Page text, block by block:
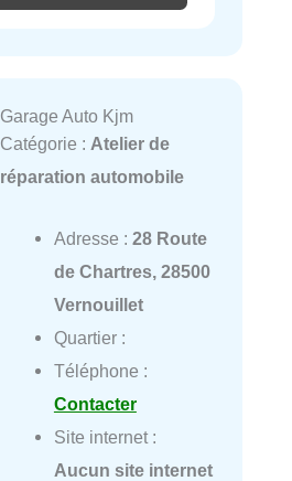
Garage Auto Kjm
Catégorie : Atelier de
réparation automobile
Adresse : 28 Route
de Chartres, 28500
Vernouillet
Quartier :
Téléphone :
Contacter
Site internet :
Aucun site internet